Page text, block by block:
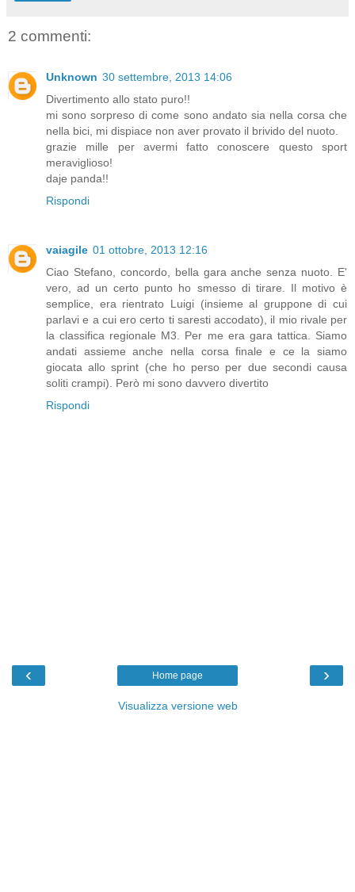
2 commenti:
Unknown 30 settembre, 2013 14:06
Divertimento allo stato puro!!
mi sono sorpreso di come sono andato sia nella corsa che
nella bici, mi dispiace non aver provato il brivido del nuoto.
grazie mille per avermi fatto conoscere questo sport
meraviglioso!
daje panda!!
Rispondi
vaiagile 01 ottobre, 2013 12:16
Ciao Stefano, concordo, bella gara anche senza nuoto. E'
vero, ad un certo punto ho smesso di tirare. Il motivo è
semplice, era rientrato Luigi (insieme al gruppone di cui
parlavi e a cui ero certo ti saresti accodato), il mio rivale per
la classifica regionale M3. Per me era gara tattica. Siamo
andati assieme anche nella corsa finale e ce la siamo
giocata allo sprint (che ho perso per due secondi causa
soliti crampi). Però mi sono davvero divertito
Rispondi
‹ ›
Home page
Visualizza versione web